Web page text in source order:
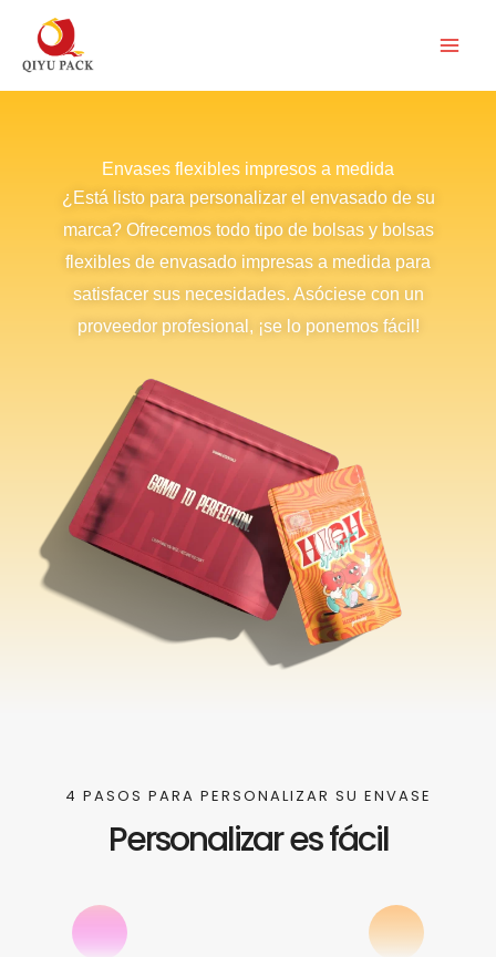
contenido
Envases flexibles impresos a medida
¿Está listo para personalizar el envasado de su
marca? Ofrecemos todo tipo de bolsas y bolsas
flexibles de envasado impresas a medida para
satisfacer sus necesidades. Asóciese con un
proveedor profesional, ¡se lo ponemos fácil!
4 PASOS PARA PERSONALIZAR SU ENVASE
Personalizar es fácil